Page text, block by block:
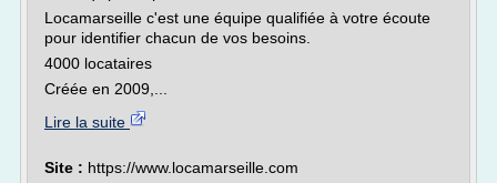
Locamarseille c'est une équipe qualifiée à votre écoute
pour identifier chacun de vos besoins.
4000 locataires
Créée en 2009,...
Lire la suite
Site : https://www.locamarseille.com